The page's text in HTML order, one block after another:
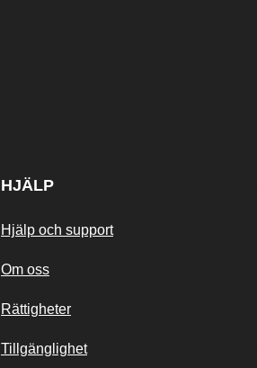
HJÄLP
Hjälp och support
Om oss
Rättigheter
Tillgänglighet